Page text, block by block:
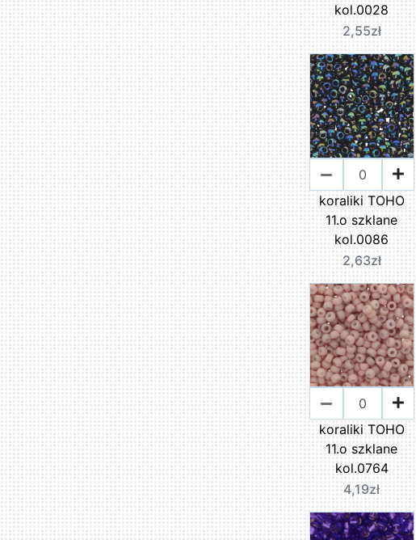
kol.0028
2,55zł
koraliki TOHO
11.o szklane
kol.0086
2,63zł
koraliki TOHO
11.o szklane
kol.0764
4,19zł